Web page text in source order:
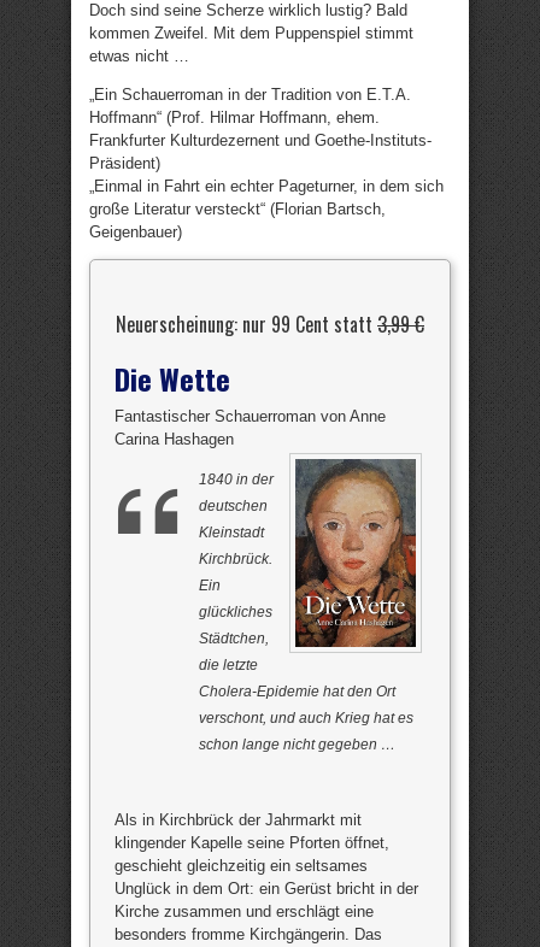
Doch sind seine Scherze wirklich lustig? Bald
kommen Zweifel. Mit dem Puppenspiel stimmt
etwas nicht …
„Ein Schauerroman in der Tradition von E.T.A.
Hoffmann“ (Prof. Hilmar Hoffmann, ehem.
Frankfurter Kulturdezernent und Goethe-Instituts-
Präsident)
„Einmal in Fahrt ein echter Pageturner, in dem sich
große Literatur versteckt“ (Florian Bartsch,
Geigenbauer)
Neuerscheinung: nur 99 Cent statt 3,99 €
Die Wette
Fantastischer Schauerroman von Anne
Carina Hashagen
1840 in der
deutschen
Kleinstadt
Kirchbrück.
Ein
glückliches
Städtchen,
die letzte
Cholera-Epidemie hat den Ort
verschont, und auch Krieg hat es
schon lange nicht gegeben …
Als in Kirchbrück der Jahrmarkt mit
klingender Kapelle seine Pforten öffnet,
geschieht gleichzeitig ein seltsames
Unglück in dem Ort: ein Gerüst bricht in der
Kirche zusammen und erschlägt eine
besonders fromme Kirchgängerin. Das